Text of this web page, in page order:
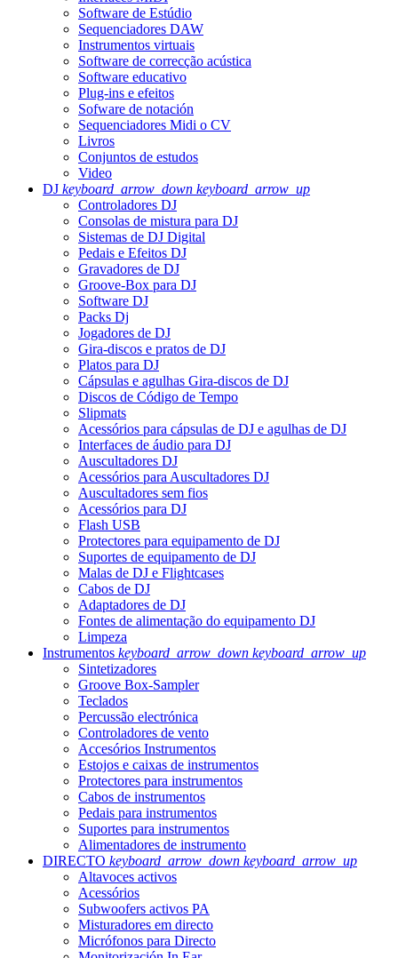
Software de Estúdio
Sequenciadores DAW
Instrumentos virtuais
Software de correcção acústica
Software educativo
Plug-ins e efeitos
Sofware de notación
Sequenciadores Midi o CV
Livros
Conjuntos de estudos
Video
DJ keyboard_arrow_down keyboard_arrow_up
Controladores DJ
Consolas de mistura para DJ
Sistemas de DJ Digital
Pedais e Efeitos DJ
Gravadores de DJ
Groove-Box para DJ
Software DJ
Packs Dj
Jogadores de DJ
Gira-discos e pratos de DJ
Platos para DJ
Cápsulas e agulhas Gira-discos de DJ
Discos de Código de Tempo
Slipmats
Acessórios para cápsulas de DJ e agulhas de DJ
Interfaces de áudio para DJ
Auscultadores DJ
Acessórios para Auscultadores DJ
Auscultadores sem fios
Acessórios para DJ
Flash USB
Protectores para equipamento de DJ
Suportes de equipamento de DJ
Malas de DJ e Flightcases
Cabos de DJ
Adaptadores de DJ
Fontes de alimentação do equipamento DJ
Limpeza
Instrumentos keyboard_arrow_down keyboard_arrow_up
Sintetizadores
Groove Box-Sampler
Teclados
Percussão electrónica
Controladores de vento
Accesórios Instrumentos
Estojos e caixas de instrumentos
Protectores para instrumentos
Cabos de instrumentos
Pedais para instrumentos
Suportes para instrumentos
Alimentadores de instrumento
DIRECTO keyboard_arrow_down keyboard_arrow_up
Altavoces activos
Acessórios
Subwoofers activos PA
Misturadores em directo
Micrófonos para Directo